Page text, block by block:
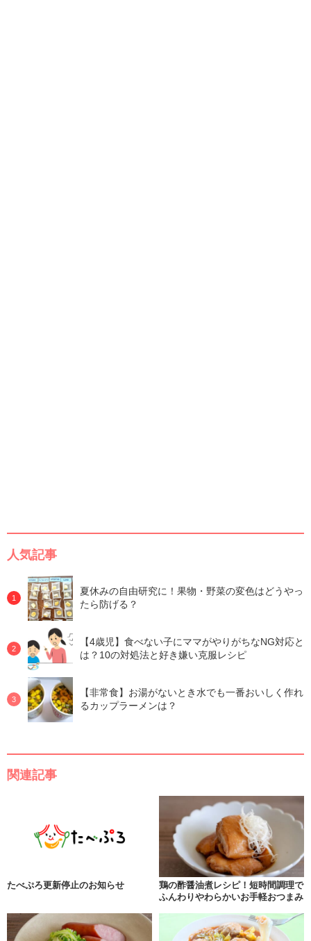
人気記事
夏休みの自由研究に！果物・野菜の変色はどうやっ
たら防げる？
【4歳児】食べない子にママがやりがちなNG対応と
は？10の対処法と好き嫌い克服レシピ
【非常食】お湯がないとき水でも一番おいしく作れ
るカップラーメンは？
関連記事
たべぷろ更新停止のお知らせ
鶏の酢醤油煮レシピ！短時間調理で
ふんわりやわらかいお手軽おつまみ